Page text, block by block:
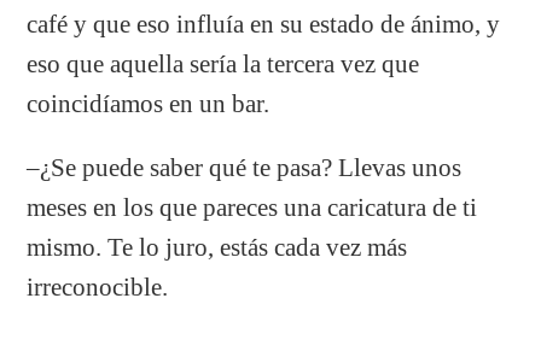
café y que eso influía en su estado de ánimo, y
eso que aquella sería la tercera vez que
coincidíamos en un bar.
–¿Se puede saber qué te pasa? Llevas unos
meses en los que pareces una caricatura de ti
mismo. Te lo juro, estás cada vez más
irreconocible.